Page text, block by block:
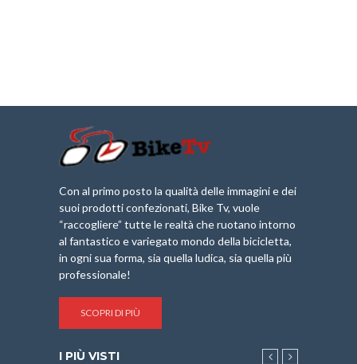
Con al primo posto la qualità delle immagini e dei
suoi prodotti confezionati, Bike Tv, vuole
“raccogliere” tutte le realtà che ruotano intorno
al fantastico e variegato mondo della bicicletta,
in ogni sua forma, sia quella ludica, sia quella più
professionale!
SCOPRI DI PIÙ
I PIÙ VISTI